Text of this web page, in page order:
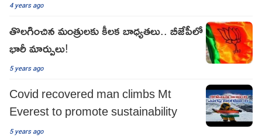
4 years ago
తొలగించిన మంత్రులకు కీలక బాధ్యతలు.. బీజేపీలో
భారీ మార్పులు!
5 years ago
Covid recovered man climbs Mt
Everest to promote sustainability
5 years ago